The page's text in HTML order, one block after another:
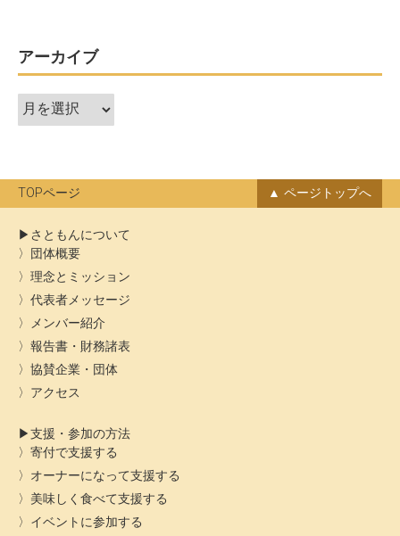
ー
シ
ョ
アーカイブ
ア
ー
ブ
TOPページ ページトップへ
さともんについて
団体概要
理念とミッション
代表者メッセージ
メンバー紹介
報告書・財務諸表
協賛企業・団体
アクセス
支援・参加の方法
寄付で支援する
オーナーになって支援する
美味しく食べて支援する
イベントに参加する